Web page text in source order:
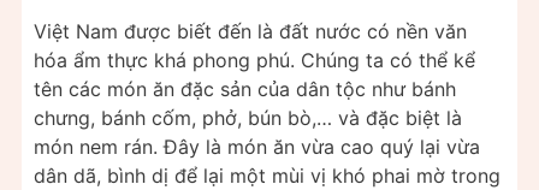
Việt Nam được biết đến là đất nước có nền văn
hóa ẩm thực khá phong phú. Chúng ta có thể kể
tên các món ăn đặc sản của dân tộc như bánh
chưng, bánh cốm, phở, bún bò,… và đặc biệt là
món nem rán. Đây là món ăn vừa cao quý lại vừa
dân dã, bình dị để lại một mùi vị khó phai mờ trong